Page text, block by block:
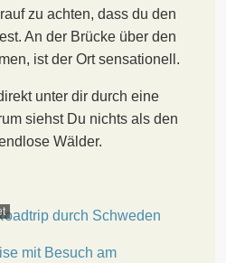
zu achten, dass du den
An der Brücke über den
ist der Ort sensationell.
unter dir durch eine
siehst Du nichts als den
Wälder.